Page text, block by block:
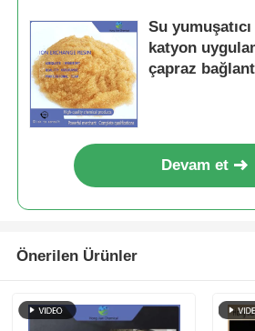
Su
katyon
çapraz
Devam et
Önerilen Ürünler